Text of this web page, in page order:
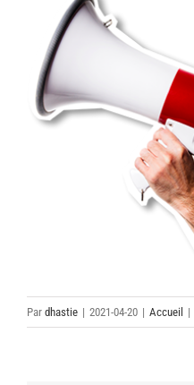
Par dhastie | 2021-04-20 | Accueil |